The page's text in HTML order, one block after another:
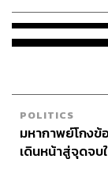
POLITICS
มหากาพย์โกง
เดินหน้าสู่จุดจบ